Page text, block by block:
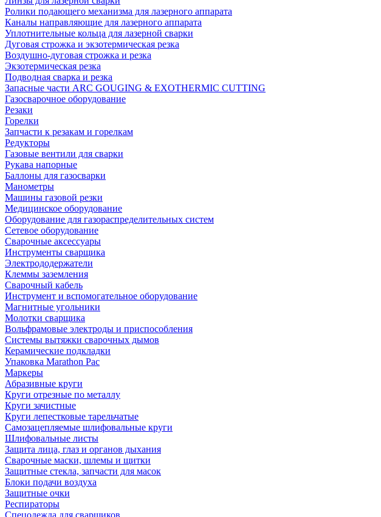
Ролики подающего механизма для лазерного аппарата
Каналы направляющие для лазерного аппарата
Уплотнительные кольца для лазерной сварки
Дуговая строжка и экзотермическая резка
Воздушно-дуговая строжка и резка
Экзотермическая резка
Подводная сварка и резка
Запасные части ARC GOUGING & EXOTHERMIC CUTTING
Газосварочное оборудование
Резаки
Горелки
Запчасти к резакам и горелкам
Редукторы
Газовые вентили для сварки
Рукава напорные
Баллоны для газосварки
Манометры
Машины газовой резки
Медицинское оборудование
Оборудование для газораспределительных систем
Сетевое оборудование
Сварочные аксессуары
Инструменты сварщика
Электрододержатели
Клеммы заземления
Сварочный кабель
Инструмент и вспомогательное оборудование
Магнитные угольники
Молотки сварщика
Вольфрамовые электроды и приспособления
Системы вытяжки сварочных дымов
Керамические подкладки
Упаковка Marathon Pac
Маркеры
Абразивные круги
Круги отрезные по металлу
Круги зачистные
Круги лепестковые тарельчатые
Самозацепляемые шлифовальные круги
Шлифовальные листы
Защита лица, глаз и органов дыхания
Сварочные маски, шлемы и щитки
Защитные стекла, запчасти для масок
Блоки подачи воздуха
Защитные очки
Респираторы
Спецодежда для сварщиков